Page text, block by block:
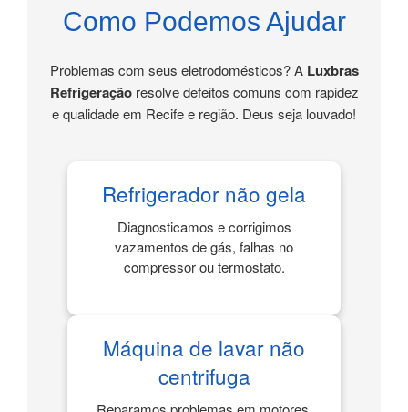
Como Podemos Ajudar
Problemas com seus eletrodomésticos? A Luxbras
Refrigeraçãoresolve defeitos comuns com rapidez
e qualidade em Recife e região. Deus seja louvado!
Refrigerador não gela
Diagnosticamos e corrigimos
vazamentos de gás, falhas no
compressor ou termostato.
Máquina de lavar não
centrifuga